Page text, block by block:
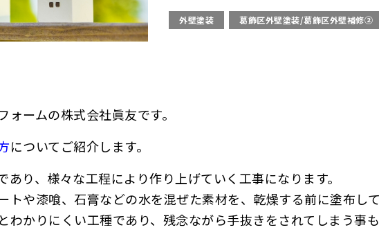
外壁塗装 葛飾区外壁塗装/葛飾区外壁補修②
ームの株式会社眞友です。
についてご紹介します。
あり、様々な工程により作り上げていく工事になります。
トや漆喰、石膏などの水を混ぜた素材を、乾燥する前に塗布し
わかりにくい工種であり、残念ながら手抜きをされてしまう事